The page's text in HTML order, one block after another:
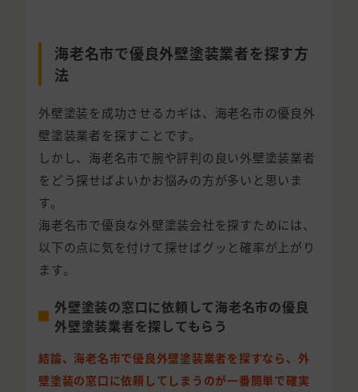
海老名市で優良外壁塗装業者を探す方
法
外壁塗装を成功させるカギは、海老名市の優良外
壁塗装業者を探すことです。
しかし、海老名市で腕や評判の良い外壁塗装業者
をどう探せばよいかお悩みの方が多いと思いま
す。
海老名市で優良な外壁塗装会社を探すためには、
以下の点に気を付けて探せばグッと確率が上がり
ます。
外壁塗装の窓口に依頼して海老名市の優良
外壁塗装業者を探してもらう
結論、海老名市で優良外壁塗装業者を探すなら、外
壁塗装の窓口に依頼してしまうのが一番簡単で確実